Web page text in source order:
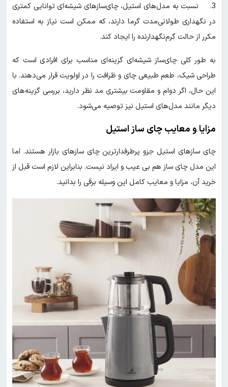
3. نسبت به مدل‌های استیل، چای‌سازهای شیشه‌ای توانایی کمتری
در نگهداری طولانی‌مدت گرما دارند، که ممکن است نیاز به استفاده
مکرر از حالت گرم‌نگهدارنده را ایجاد کند.
به طور کلی چای‌ساز شیشه‌ای گزینه‌ای مناسب برای افرادی است که
طراحی شیک، طعم طبیعی چای و ظرافت را در اولویت قرار می‌دهند. با
این حال، اگر دوام و مقاومت بیشتری مد نظر دارید، بررسی گزینه‌های
دیگر مانند مدل‌های استیل نیز توصیه می‌شود.
مزایا و معایب چای ساز استیل
چای سازهای استیل جزو پرطرفدارترین چای سازهای بازار هستند. اما
این مدل چای ساز هم بی عیب و ایراد نیست. بنابراین لازم است قبل از
خرید آن، مزایا و معایب کامل این وسیله برقی را بدانید.